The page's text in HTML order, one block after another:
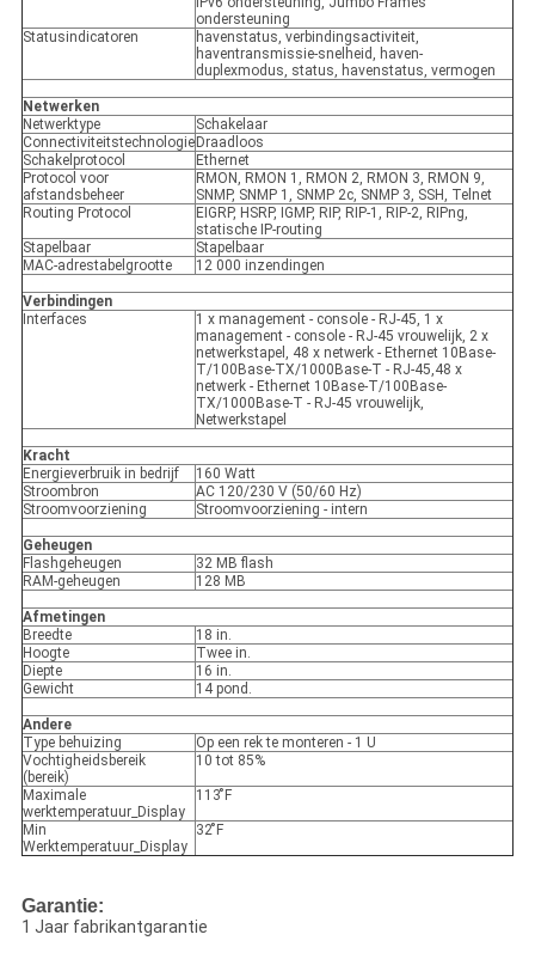
ondersteuning
Statusindicatoren
havenstatus, verbindingsactiviteit,
haventransmissie-snelheid, haven-
duplexmodus, status, havenstatus, vermogen
Netwerken
Netwerktype
Schakelaar
Connectiviteitstechnologie Draadloos
Schakelprotocol
Ethernet
Protocol voor
afstandsbeheer
RMON, RMON 1, RMON 2, RMON 3, RMON 9,
SNMP, SNMP 1, SNMP 2c, SNMP 3, SSH, Telnet
Routing Protocol
EIGRP, HSRP, IGMP, RIP, RIP-1, RIP-2, RIPng,
statische IP-routing
Stapelbaar
Stapelbaar
MAC-adrestabelgrootte
12 000 inzendingen
Verbindingen
Interfaces
1 x management - console - RJ-45, 1 x
management - console - RJ-45 vrouwelijk, 2 x
netwerkstapel, 48 x netwerk - Ethernet 10Base-
T/100Base-TX/1000Base-T - RJ-45,48 x
netwerk - Ethernet 10Base-T/100Base-
TX/1000Base-T - RJ-45 vrouwelijk,
Netwerkstapel
Kracht
Energieverbruik in bedrijf
160 Watt
Stroombron
AC 120/230 V (50/60 Hz)
Stroomvoorziening
Stroomvoorziening - intern
Geheugen
Flashgeheugen
32 MB flash
RAM-geheugen
128 MB
Afmetingen
Breedte
18 in.
Hoogte
Twee in.
Diepte
16 in.
Gewicht
14 pond.
Andere
Type behuizing
Op een rek te monteren - 1 U
Vochtigheidsbereik
(bereik)
10 tot 85%
Maximale
werktemperatuur_Display
113 ̊F
Min
Werktemperatuur_Display
32 ̊F
Garantie:
1 Jaar fabrikantgarantie